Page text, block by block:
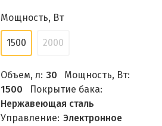
Мощность, Вт
1500 2000
Объем, л: 30
Мощность, Вт:
1500
Покрытие бака:
Нержавеющая сталь
Управление: Электронное